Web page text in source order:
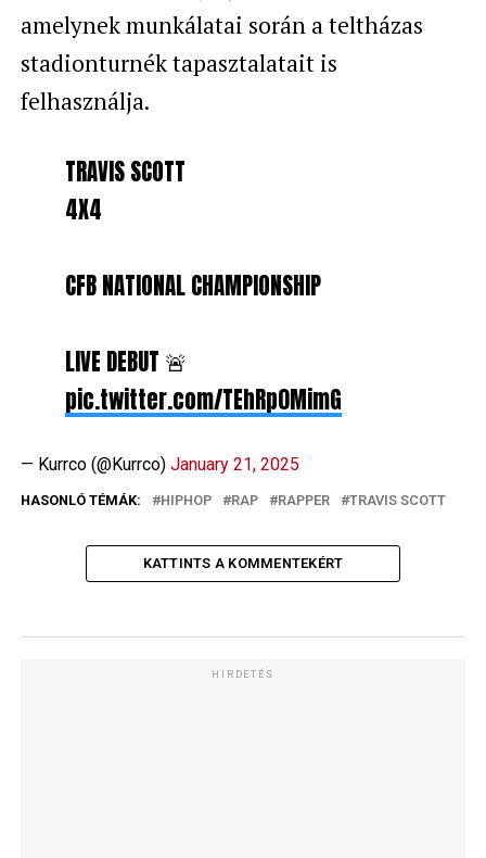
amelynek munkálatai során a teltházas
stadionturnék tapasztalatait is
felhasználja.
TRAVIS SCOTT
4X4
CFB NATIONAL CHAMPIONSHIP
LIVE DEBUT 🚨
pic.twitter.com/TEhRp0MimG
— Kurrco (@Kurrco) January 21, 2025
HASONLÓ TÉMÁK: HIPHOP RAP RAPPER TRAVIS SCOTT
KATTINTS A KOMMENTEKÉRT
HIRDETÉS